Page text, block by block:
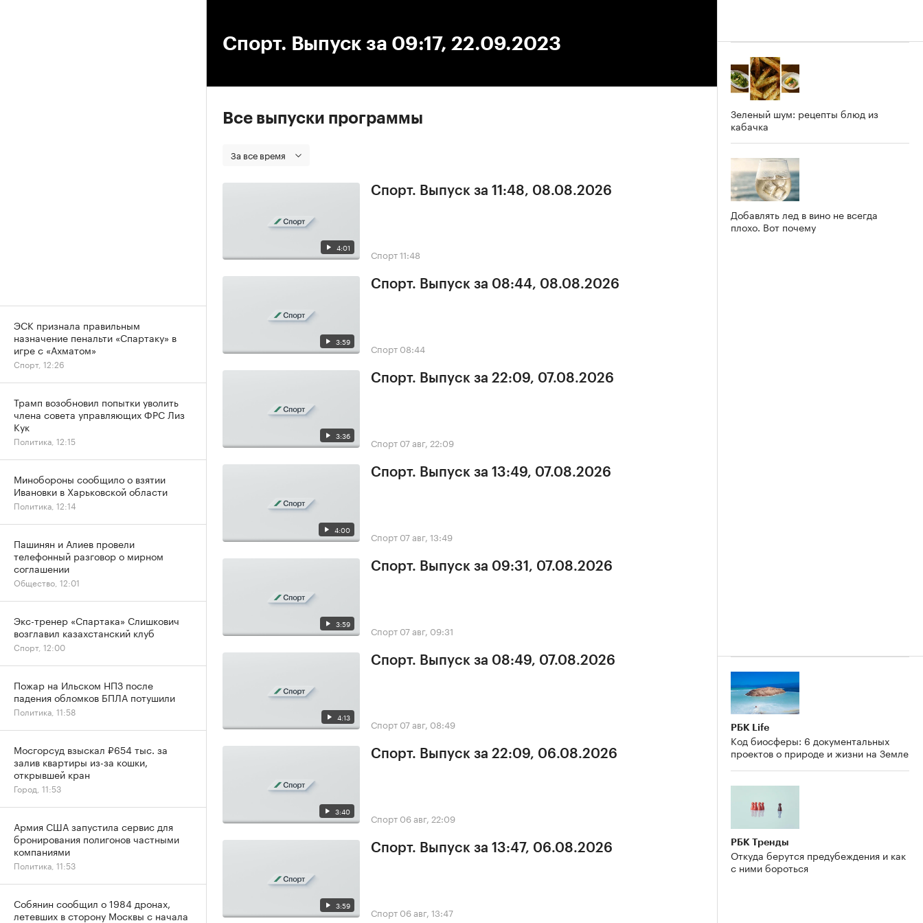
Спорт. Выпуск за 09:17, 22.09.2023
Все выпуски программы
За все время
4:01
Спорт. Выпуск за 11:48, 08.08.2026
Спорт11:48
3:59
Спорт. Выпуск за 08:44, 08.08.2026
Спорт 08:44
3:36
Спорт. Выпуск за 22:09, 07.08.2026
Спорт 07 авг, 22:09
4:00
Спорт. Выпуск за 13:49, 07.08.2026
Спорт 07 авг, 13:49
3:59
Спорт. Выпуск за 09:31, 07.08.2026
Спорт 07 авг, 09:31
4:13
Спорт. Выпуск за 08:49, 07.08.2026
Спорт 07 авг, 08:49
3:40
Спорт. Выпуск за 22:09, 06.08.2026
Спорт 06 авг, 22:09
3:59
Спорт. Выпуск за 13:47, 06.08.2026
Спорт 06 авг, 13:47
Зеленый шум: рецепты блюд из
кабачка
Добавлять лед в вино не всегда
плохо. Вот почему
РБК Life
Код биосферы: 6 документальных
проектов о природе и жизни на Земле
РБК Тренды
Откуда берутся предубеждения и как
с ними бороться
ЭСК признала правильным
назначение пенальти «Спартаку» в
игре с «Ахматом»
Спорт, 12:26
Трамп возобновил попытки уволить
члена совета управляющих ФРС Лиз
Кук
Политика, 12:15
Минобороны сообщило о взятии
Ивановки в Харьковской области
Политика, 12:14
Пашинян и Алиев провели
телефонный разговор о мирном
соглашении
Общество, 12:01
Экс-тренер «Спартака» Слишкович
возглавил казахстанский клуб
Спорт, 12:00
Пожар на Ильском НПЗ после
падения обломков БПЛА потушили
Политика, 11:58
Мосгорсуд взыскал ₽654 тыс. за
залив квартиры из-за кошки,
открывшей кран
Город, 11:53
Армия США запустила сервис для
бронирования полигонов частными
компаниями
Политика, 11:53
Собянин сообщил о 1984 дронах,
летевших в сторону Москвы с начала